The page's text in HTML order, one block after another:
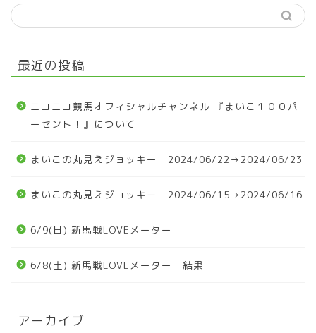
最近の投稿
ニコニコ競馬オフィシャルチャンネル 『まいこ１００パ
ーセント！』について
まいこの丸見えジョッキー 2024/06/22→2024/06/23
まいこの丸見えジョッキー 2024/06/15→2024/06/16
6/9(日) 新馬戦LOVEメーター
6/8(土) 新馬戦LOVEメーター 結果
アーカイブ